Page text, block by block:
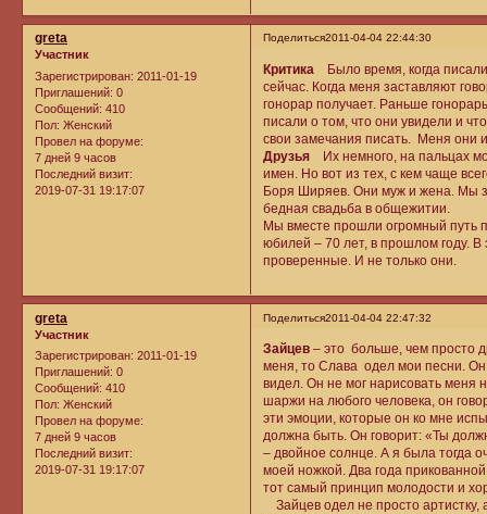
Поделиться2011-04-04 22:44:30
greta
Участник
Зарегистрирован: 2011-01-19
Приглашений: 0
Сообщений: 410
Пол: Женский
Провел на форуме:
7 дней 9 часов
Последний визит:
2019-07-31 19:17:07
Критика Было время, когда
сейчас. Когда меня заставляют
гонорар получает. Раньше
писали о том, что они увидели и
свои замечания писать. Меня они
Друзья
Их немного, на пальцах
имен. Но вот из тех, с кем чаще
Боря Ширяев. Они муж и жена. Мы
бедная свадьба в общежитии.
Мы вместе прошли огромный путь
юбилей – 70 лет, в прошлом году.
проверенные. И не только они.
Поделиться2011-04-04 22:47:32
greta
Участник
Зарегистрирован: 2011-01-19
Приглашений: 0
Сообщений: 410
Пол: Женский
Провел на форуме:
7 дней 9 часов
Последний визит:
2019-07-31 19:17:07
Зайцев – это больше, чем просто
меня, то Слава одел мои песни.
видел. Он не мог нарисовать меня
шаржи на любого человека, он
эти эмоции, которые он ко мне
должна быть. Он говорит: «Ты
– двойное солнце. А я была тогда
моей ножкой. Два года
тот самый принцип молодости и
Зайцев одел не просто артистку,